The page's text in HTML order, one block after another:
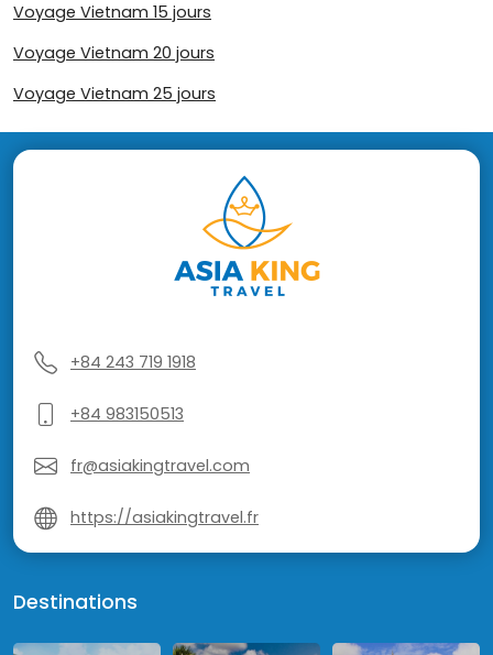
Voyage Vietnam 15 jours
Voyage Vietnam 20 jours
Voyage Vietnam 25 jours
+84 243 719 1918
+84 983150513
fr@asiakingtravel.com
https://asiakingtravel.fr
Destinations